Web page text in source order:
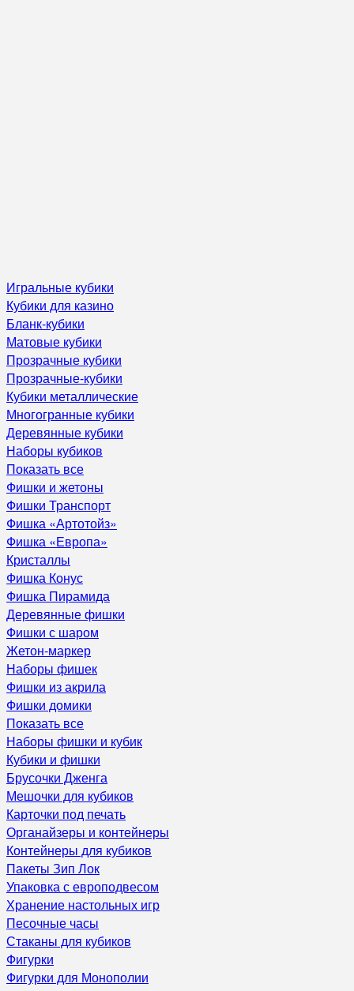
Игральные кубики
Кубики для казино
Бланк-кубики
Матовые кубики
Прозрачные кубики
Прозрачные-кубики
Кубики металлические
Многогранные кубики
Деревянные кубики
Наборы кубиков
Показать все
Фишки и жетоны
Фишки Транспорт
Фишка «Артотойз»
Фишка «Европа»
Кристаллы
Фишка Конус
Фишка Пирамида
Деревянные фишки
Фишки с шаром
Жетон-маркер
Наборы фишек
Фишки из акрила
Фишки домики
Показать все
Наборы фишки и кубик
Кубики и фишки
Брусочки Дженга
Мешочки для кубиков
Карточки под печать
Органайзеры и контейнеры
Контейнеры для кубиков
Пакеты Зип Лок
Упаковка с европодвесом
Хранение настольных игр
Песочные часы
Стаканы для кубиков
Фигурки
Фигурки для Монополии